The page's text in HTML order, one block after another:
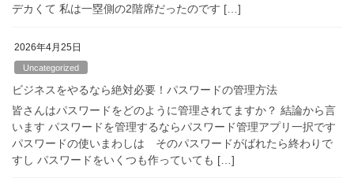
デカくて 私は一塁側の2階席だったのです […]
2026年4月25日
Uncategorized
ビジネスをやるなら絶対必要！パスワードの管理方法
皆さんはパスワードをどのように管理されてますか？ 結論から言
います パスワードを管理するならパスワード管理アプリ一択です
パスワードの使いまわしは そのパスワードがばれたら終わりで
すし パスワードをいくつも作っていても […]